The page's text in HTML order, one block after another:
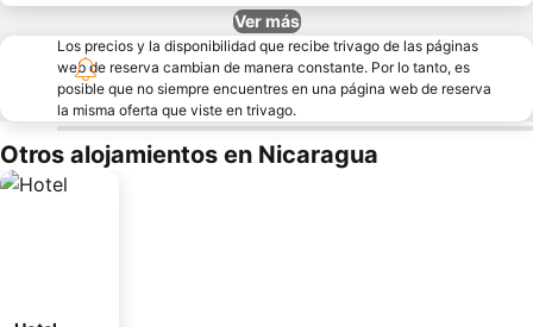
Ver más
Los precios y la disponibilidad que recibe trivago de las páginas
web de reserva cambian de manera constante. Por lo tanto, es
posible que no siempre encuentres en una página web de reserva
la misma oferta que viste en trivago.
Otros alojamientos en Nicaragua